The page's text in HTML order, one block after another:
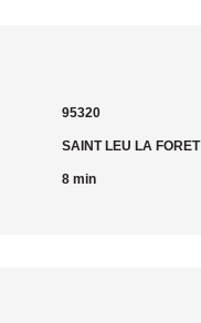
95320
SAINT LEU LA FORET
8 min